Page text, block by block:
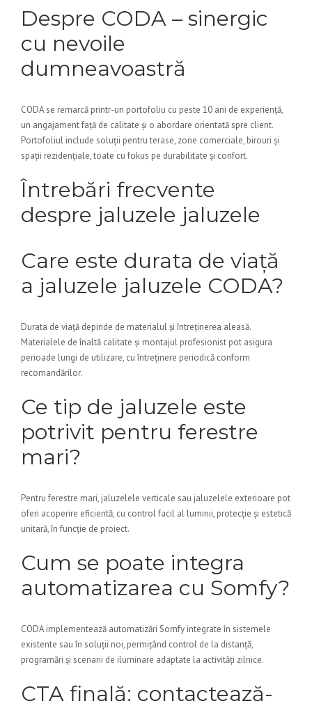
Despre CODA – sinergic
cu nevoile
dumneavoastră
CODA se remarcă printr-un portofoliu cu peste 10 ani de experiență,
un angajament față de calitate și o abordare orientată spre client.
Portofoliul include soluții pentru terase, zone comerciale, birouri și
spații rezidențiale, toate cu fokus pe durabilitate și confort.
Întrebări frecvente
despre jaluzele jaluzele
Care este durata de viață
a jaluzele jaluzele CODA?
Durata de viață depinde de materialul și întreținerea aleasă.
Materialele de înaltă calitate și montajul profesionist pot asigura
perioade lungi de utilizare, cu întreținere periodică conform
recomandărilor.
Ce tip de jaluzele este
potrivit pentru ferestre
mari?
Pentru ferestre mari, jaluzelele verticale sau jaluzelele exterioare pot
oferi acoperire eficientă, cu control facil al luminii, protecție și estetică
unitară, în funcție de proiect.
Cum se poate integra
automatizarea cu Somfy?
CODA implementează automatizări Somfy integrate în sistemele
existente sau în soluții noi, permițând control de la distanță,
programări și scenarii de iluminare adaptate la activități zilnice.
CTA finală: contactează-